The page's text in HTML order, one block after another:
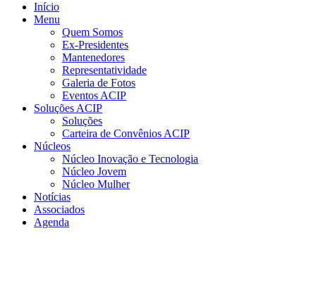
Início
Menu
Quem Somos
Ex-Presidentes
Mantenedores
Representatividade
Galeria de Fotos
Eventos ACIP
Soluções ACIP
Soluções
Carteira de Convênios ACIP
Núcleos
Núcleo Inovação e Tecnologia
Núcleo Jovem
Núcleo Mulher
Notícias
Associados
Agenda